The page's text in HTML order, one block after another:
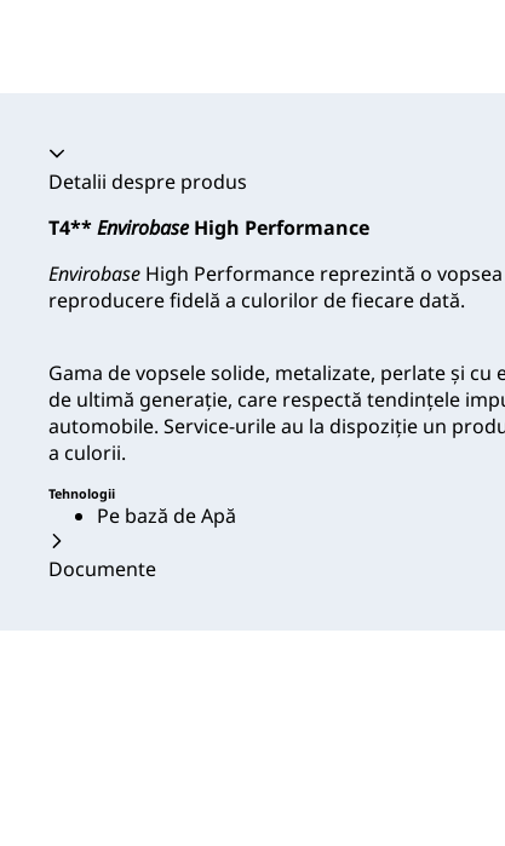
Acordeon prăbușit
Detalii despre produs
T4**Envirobase High Performance
Envirobase High Performance reprezintă o
reproducere fidelă a culorilor de fiecare dată.
Gama de vopsele solide, metalizate, perlate şi
de ultimă generaţie, care respectă tendinţele
automobile. Service-urile au la dispoziţie un
a culorii.
Tehnologii
Pe bază de Apă
Documente